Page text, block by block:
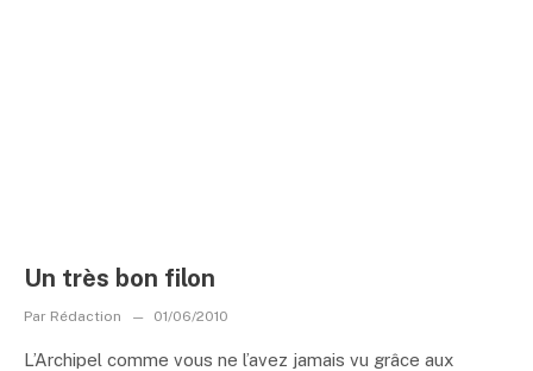
Un très bon filon
Par Rédaction 01/06/2010
L’Archipel comme vous ne l’avez jamais vu grâce aux